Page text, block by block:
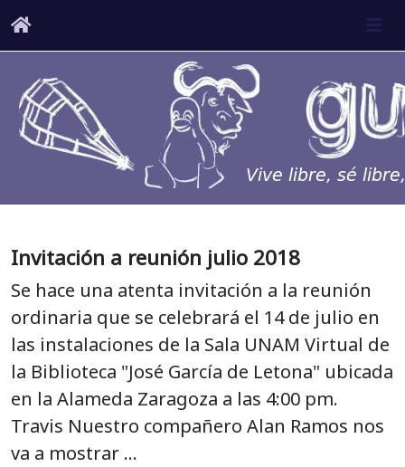
Invitación a reunión julio 2018
Se hace una atenta invitación a la reunión
ordinaria que se celebrará el 14 de julio en
las instalaciones de la Sala UNAM Virtual de
la Biblioteca "José García de Letona" ubicada
en la Alameda Zaragoza a las 4:00 pm.
Travis Nuestro compañero Alan Ramos nos
va a mostrar …